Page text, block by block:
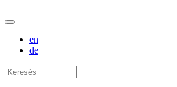
en
de